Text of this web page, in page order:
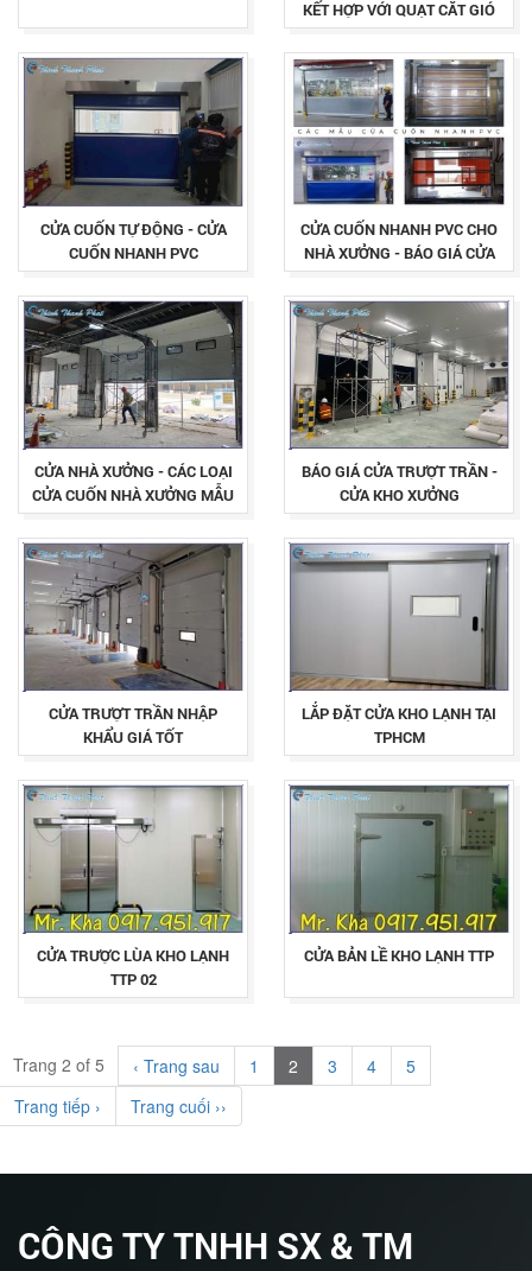
KẾT HỢP VỚI QUẠT CẮT GIÓ
CHO NHÀ XƯỞNG
CỬA CUỐN TỰ ĐỘNG - CỬA
CUỐN NHANH PVC
CỬA CUỐN NHANH PVC CHO
NHÀ XƯỞNG - BÁO GIÁ CỬA
CUỐN NHANH PVC CẬP NHẬT
LIÊN TỤC
CỬA NHÀ XƯỞNG - CÁC LOẠI
CỬA CUỐN NHÀ XƯỞNG MẪU
MỚI NHẤT
BÁO GIÁ CỬA TRƯỢT TRẦN -
CỬA KHO XƯỞNG
CỬA TRƯỢT TRẦN NHẬP
KHẨU GIÁ TỐT
LẮP ĐẶT CỬA KHO LẠNH TẠI
TPHCM
CỬA TRƯỢC LÙA KHO LẠNH
TTP 02
CỬA BẢN LỀ KHO LẠNH TTP
Trang 2 of 5 ‹ Trang sau 1 2 3 4
5
Trang tiếp ›
Trang cuối ››
CÔNG TY TNHH SX & TM